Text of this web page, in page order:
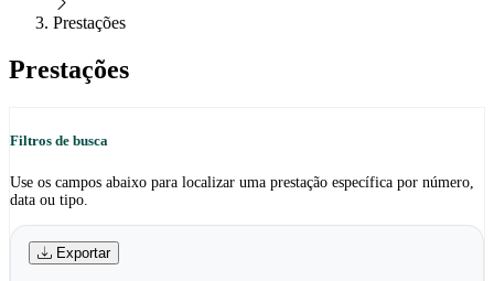
Prestações
Prestações
Filtros de busca
Use os campos abaixo para localizar uma prestação específica por número,
data ou tipo.
Exportar